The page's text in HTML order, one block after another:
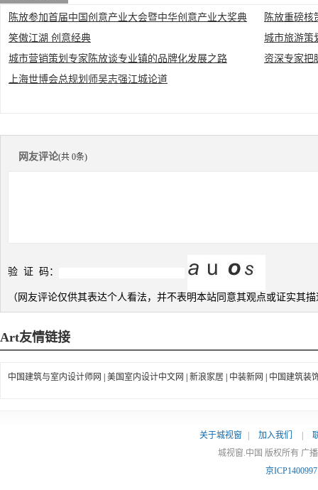
陈放参加首届中国创意产业大会暨中华创意产业大奖典
礼
陈放重磅核
笑傲江湖 创意经典
城市旅游策
龙都”
城市营销策划专家陈放谈专业镇的品牌化发展之路
资深专家把
上海世博会总规划师吴志强江城论道
网友评论(共 0条)
验 证 码：
（网友评论仅供其表达个人看法，并不表明本站同意其观点或证实其
Art友情链接
中国建筑与室内设计师网 美国室内设计中文网 新浪家居 中装新网 中国建筑装
关于城视窗 加入我们
城视窗.中国 版权所有 广
京